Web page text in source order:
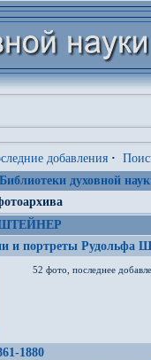
добавления ·
духовной
и портреты Рудольфа
52 фото, последнее
1880